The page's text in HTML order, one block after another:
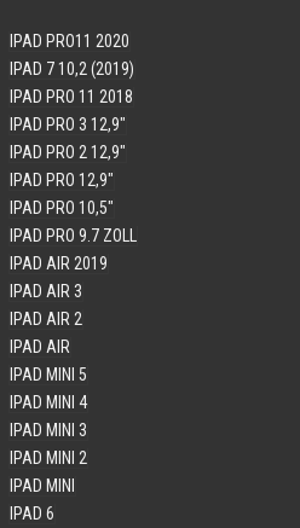
IPAD PRO11 2020
IPAD 7 10,2 (2019)
IPAD PRO 11 2018
IPAD PRO 3 12,9″
IPAD PRO 2 12,9″
IPAD PRO 12,9″
IPAD PRO 10,5″
IPAD PRO 9.7 ZOLL
IPAD AIR 2019
IPAD AIR 3
IPAD AIR 2
IPAD AIR
IPAD MINI 5
IPAD MINI 4
IPAD MINI 3
IPAD MINI 2
IPAD MINI
IPAD 6